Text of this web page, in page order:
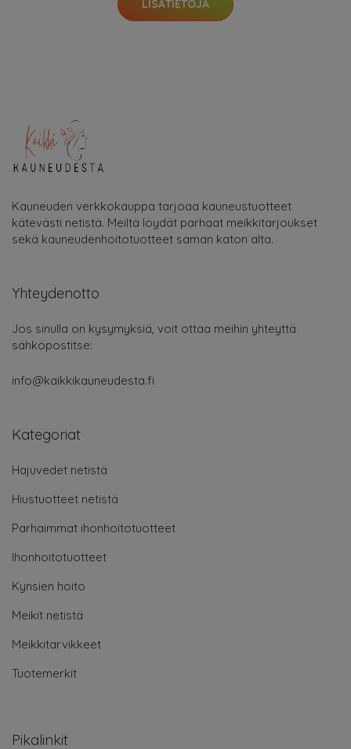
LISÄTIETOJA
Kauneuden verkkokauppa tarjoaa kauneustuotteet
kätevästi netistä. Meiltä löydät parhaat meikkitarjoukset
sekä kauneudenhoitotuotteet saman katon alta.
Yhteydenotto
Jos sinulla on kysymyksiä, voit ottaa meihin yhteyttä
sähköpostitse:
info@kaikkikauneudesta.fi
Kategoriat
Hajuvedet netistä
Hiustuotteet netistä
Parhaimmat ihonhoitotuotteet
Ihonhoitotuotteet
Kynsien hoito
Meikit netistä
Meikkitarvikkeet
Tuotemerkit
Pikalinkit